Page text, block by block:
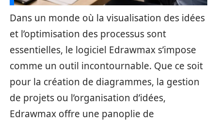
Dans un monde où la visualisation des idées
et l’optimisation des processus sont
essentielles, le logiciel Edrawmax s’impose
comme un outil incontournable. Que ce soit
pour la création de diagrammes, la gestion
de projets ou l’organisation d’idées,
Edrawmax offre une panoplie de